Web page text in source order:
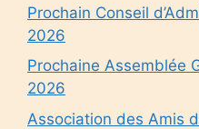
Prochain Conseil
2026
Prochaine Assemblée
2026
Association des Amis